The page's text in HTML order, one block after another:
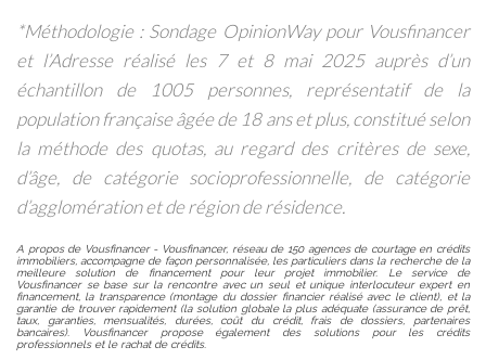
*Méthodologie : Sondage OpinionWay pour Vousfinancer
et l’Adresse réalisé les 7 et 8 mai 2025 auprès d’un
échantillon de 1005 personnes, représentatif de la
population française âgée de 18 ans et plus, constitué selon
la méthode des quotas, au regard des critères de sexe,
d’âge, de catégorie socioprofessionnelle, de catégorie
d’agglomération et de région de résidence.
A propos de Vousfinancer - Vousfinancer, réseau de 150 agences de courtage en crédits
immobiliers, accompagne de façon personnalisée, les particuliers dans la recherche de la
meilleure solution de financement pour leur projet immobilier. Le service de
Vousfinancer se base sur la rencontre avec un seul et unique interlocuteur expert en
financement, la transparence (montage du dossier financier réalisé avec le client), et la
garantie de trouver rapidement (la solution globale la plus adéquate (assurance de prêt,
taux, garanties, mensualités, durées, coût du crédit, frais de dossiers, partenaires
bancaires). Vousfinancer propose également des solutions pour les crédits
professionnels et le rachat de crédits.